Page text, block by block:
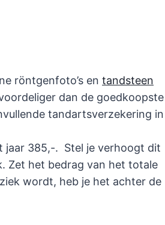
röntgenfoto’s en tandsteen
dan de goedkoopste
tandartsverzekering in
jaar 385,-. Stel je verhoogt dit
Zet het bedrag van het totale
wordt, heb je het achter de